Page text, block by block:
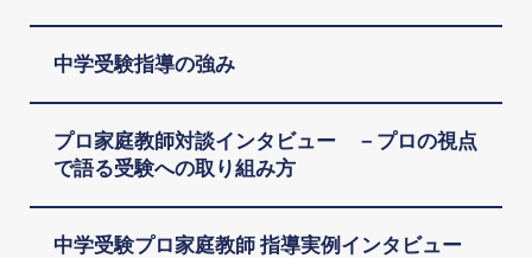
中学受験指導の強み
プロ家庭教師対談インタビュー －プロの視点
で語る受験への取り組み方
中学受験プロ家庭教師 指導実例インタビュー